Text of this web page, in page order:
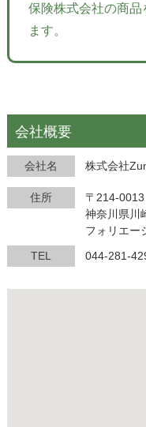
保険株式会社の商
ます。
会社概要
会社名 株式会社
住所
〒214-0013
神奈川県川
フォリエー
TEL 044-281-